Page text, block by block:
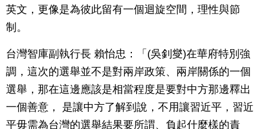
英文，更像是為彼此留有一個迴旋空間，理性與節
制。
台灣智庫副執行長 賴怡忠：「(吳釗燮)在華府特別強
調，這次的選舉並不是對兩岸政策、兩岸關係的一個
選舉，那在這邊應該是相當程度是要對中方那邊釋出
一個善意， 是讓中方了解到說，不用讓習近平，習近
平毋需為台灣的選舉結果要所謂、負起什麼樣的責